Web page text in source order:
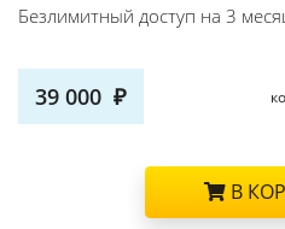
Безлимитный доступ на 3
39 000
В